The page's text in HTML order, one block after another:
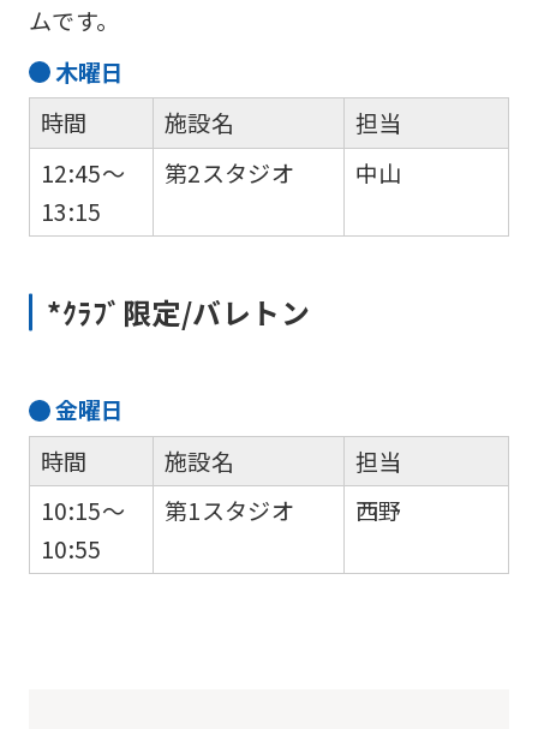
ムです。
木曜日
時間
12:45～
13:15
施設名
第2スタジオ
担当
中山
*ｸﾗﾌﾞ限定/バレトン
金曜日
時間
10:15～
10:55
施設名
第1スタジオ
担当
西野
official
website
is
translated
English.
link
below
(start